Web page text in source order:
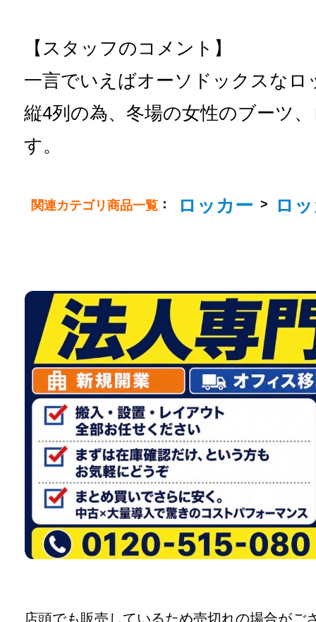
【スタッフのコメント】
一言でいえばオーソドックスなロ
縦4列の為、冬場の女性のブーツ
す。
関連カテゴリ商品一覧 ： ロッカー > ロ
店頭でも販売しているため売切れの場合がご